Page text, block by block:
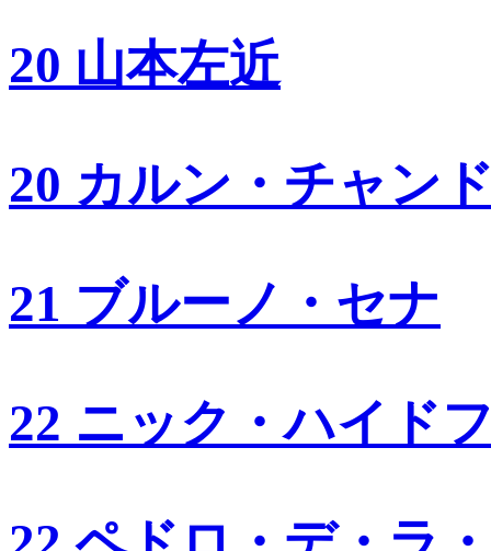
20 山本左近
20 カルン・チャン
21 ブルーノ・セナ
22 ニック・ハイド